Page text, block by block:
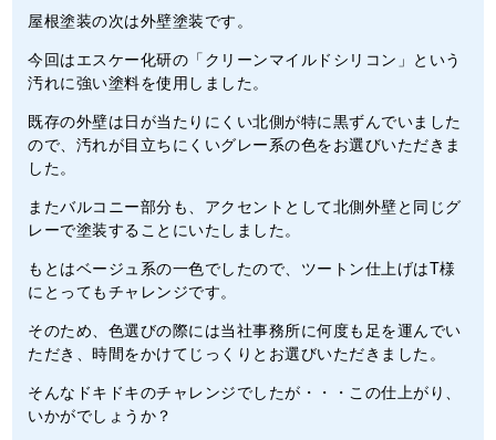
屋根塗装の次は外壁塗装です。
今回はエスケー化研の「クリーンマイルドシリコン 」という
汚れに強い塗料を使用しました。
既存の外壁は日が当たりにくい北側が特に黒ずんでいました
ので、汚れが目立ちにくいグレー系の色をお選びいただきま
した。
またバルコニー部分も、アクセントとして北側外壁と同じグ
レーで塗装することにいたしました。
もとはベージュ系の一色でしたので、ツートン仕上げはT様
にとってもチャレンジです。
そのため、色選びの際には当社事務所に何度も足を運んでい
ただき、時間をかけてじっくりとお選びいただきました。
そんなドキドキのチャレンジでしたが・・・この仕上がり、
いかがでしょうか？